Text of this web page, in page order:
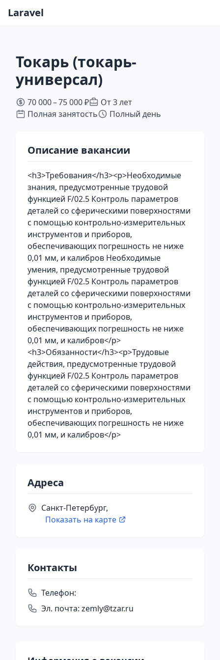
Laravel
Токарь (токарь-
универсал)
70 000 – 75 000 ₽
От 3 лет
Полная занятость
Полный день
Описание вакансии
<h3>Требования</h3><p>Необходимые
знания, предусмотренные трудовой
функцией F/02.5 Контроль параметров
деталей со сферическими поверхностями
с помощью контрольно-измерительных
инструментов и приборов,
обеспечивающих погрешность не ниже
0,01 мм, и калибров Необходимые
умения, предусмотренные трудовой
функцией F/02.5 Контроль параметров
деталей со сферическими поверхностями
с помощью контрольно-измерительных
инструментов и приборов,
обеспечивающих погрешность не ниже
0,01 мм, и калибров</p>
<h3>Обязанности</h3><p>Трудовые
действия, предусмотренные трудовой
функцией F/02.5 Контроль параметров
деталей со сферическими поверхностями
с помощью контрольно-измерительных
инструментов и приборов,
обеспечивающих погрешность не ниже
0,01 мм, и калибров</p>
Адреса
Санкт-Петербург,
Показать на карте
Контакты
Телефон:
Эл. почта: zemly@tzar.ru